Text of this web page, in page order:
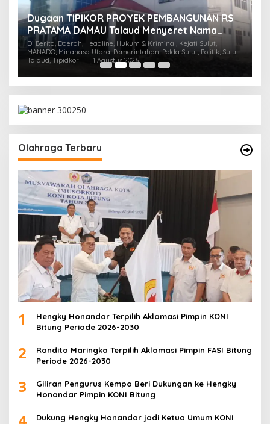
Dugaan TIPIKOR PROYEK PEMBANGUNAN RS
PRATAMA DAMAU Talaud Menyeret Nama
Anggota DPRD Minut
Di Berita, Daerah, Headline, Hukum & Kriminal, Kejati Sulut,
MANADO, Minahasa Utara, Pemerintahan, Polda Sulut, Politik, Sulut,
Talaud, Tipidkor
1 Agustus 2026
Olahraga Terbaru
1
Hengky Honandar Terpilih Aklamasi Pimpin KONI
Bitung Periode 2026-2030
2
Randito Maringka Terpilih Aklamasi Pimpin FASI Bitung
Periode 2026-2030
3
Giliran Pengurus Kempo Beri Dukungan ke Hengky
Honandar Pimpin KONI Bitung
Dukung Hengky Honandar jadi Ketua Umum KONI